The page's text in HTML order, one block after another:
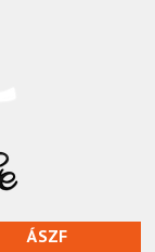
ÁSZF